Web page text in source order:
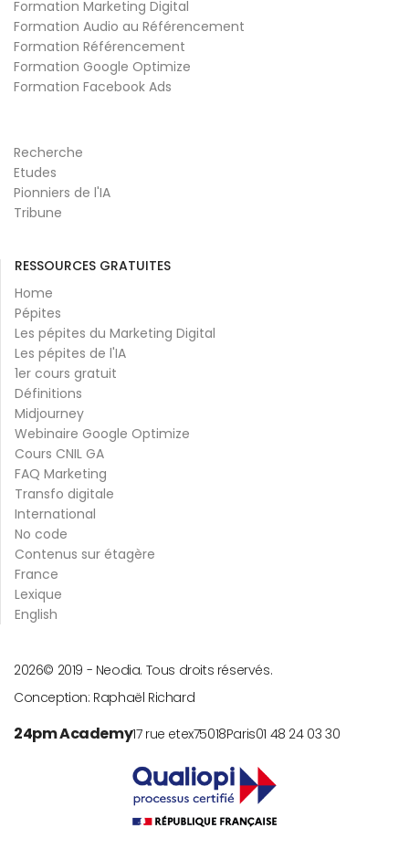
Formation Marketing Digital
Formation Audio au Référencement
Formation Référencement
Formation Google Optimize
Formation Facebook Ads
Recherche
Etudes
Pionniers de l'IA
Tribune
RESSOURCES GRATUITES
Home
Pépites
Les pépites du Marketing Digital
Les pépites de l'IA
1er cours gratuit
Définitions
Midjourney
Webinaire Google Optimize
Cours CNIL GA
FAQ Marketing
Transfo digitale
International
No code
Contenus sur étagère
France
Lexique
English
© 2019 -
2026
Neodia. Tous droits réservés.
Conception: Raphaël Richard
24pm Academy17 rue etex75018Paris01 48 24 03 30